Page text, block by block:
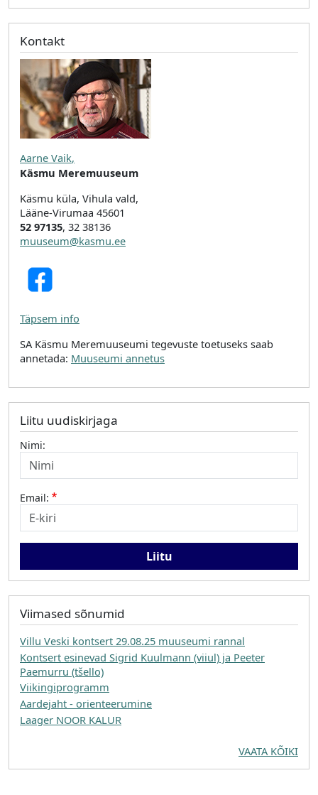
Kontakt
Aarne Vaik,
Käsmu Meremuuseum
Käsmu küla, Vihula vald,
Lääne-Virumaa 45601
52 97135, 32 38136
muuseum@kasmu.ee
Täpsem info
SA Käsmu Meremuuseumi tegevuste toetuseks saab
annetada: Muuseumi annetus
Liitu uudiskirjaga
Nimi:
Email:
Viimased sõnumid
Villu Veski kontsert 29.08.25 muuseumi rannal
Kontsert esinevad Sigrid Kuulmann (viiul) ja Peeter
Paemurru (tšello)
Viikingiprogramm
Aardejaht - orienteerumine
Laager NOOR KALUR
VAATA KÕIKI